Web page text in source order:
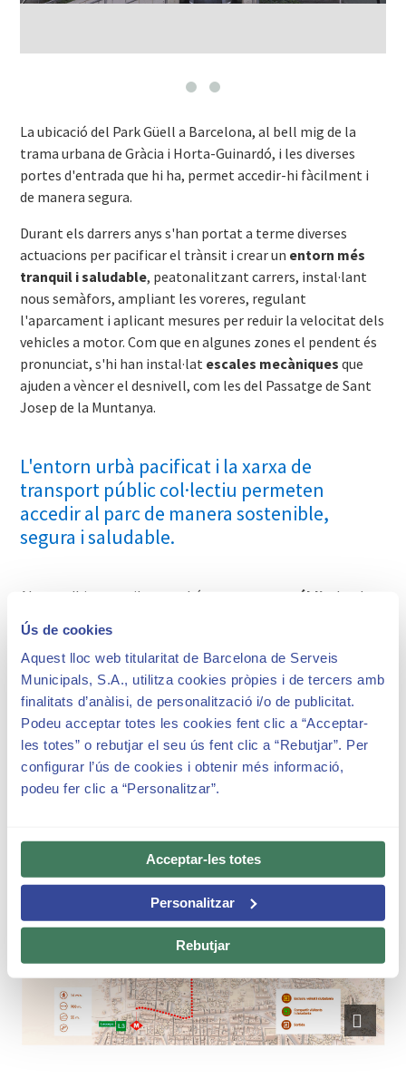
Ús de cookies
Aquest lloc web titularitat de Barcelona de Serveis
Municipals, S.A., utilitza cookies pròpies i de tercers amb
finalitats d’anàlisi, de personalització i/o de publicitat.
Podeu acceptar totes les cookies fent clic a “Acceptar-
les totes” o rebutjar el seu ús fent clic a “Rebutjar”. Per
configurar l’ús de cookies i obtenir més informació,
podeu fer clic a “Personalitzar”.
Acceptar-les totes
Personalitzar
Rebutjar
La ubicació del Park Güell a Barcelona, al bell mig de la
trama urbana de Gràcia i Horta-Guinardó, i les diverses
portes d'entrada que hi ha, permet accedir-hi fàcilment i
de manera segura.
Durant els darrers anys s'han portat a terme diverses
actuacions per pacificar el trànsit i crear un entorn més
tranquil i saludable, peatonalitzant carrers, instal·lant
nous semàfors, ampliant les voreres, regulant
l'aparcament i aplicant mesures per reduir la velocitat dels
vehicles a motor. Com que en algunes zones el pendent és
pronunciat, s'hi han instal·lat escales mecàniques que
ajuden a vèncer el desnivell, com les del Passatge de Sant
Josep de la Muntanya.
L'entorn urbà pacificat i la xarxa de
transport públic col·lectiu permeten
accedir al parc de manera sostenible,
segura i saludable.
Al parc s'hi pot arribar també en transport públic
des de
qualsevol punt de la ciutat i l'àrea metropolitana. Hi ha
duesparades de metro
Vallcarca i Lesseps de la línia 3–, i dueslínies d'autobús
i D40-, que afavoreixen la mobilitat sostenible. Des de les
dues parades de metro s'hi arriba en uns 20 minuts
caminant.
L'orografia del parc i el seu entorn, així com les escales
interiors i els camins irregulars, fa que les persones amb
adaptat